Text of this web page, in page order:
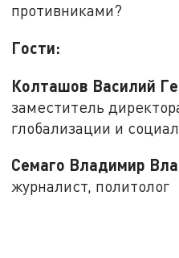
противниками?
Гости:
Колташов Василий
заместитель
глобализации и
Семаго Владимир
журналист, политолог